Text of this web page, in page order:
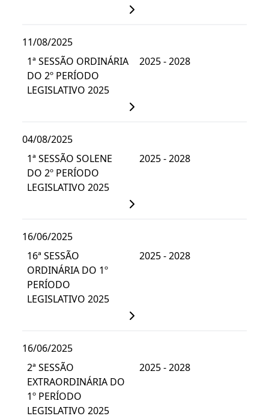
11/08/2025
1ª SESSÃO ORDINÁRIA
DO 2º PERÍODO
LEGISLATIVO 2025
2025 - 2028
04/08/2025
1ª SESSÃO SOLENE
DO 2º PERÍODO
LEGISLATIVO 2025
2025 - 2028
16/06/2025
16ª SESSÃO
ORDINÁRIA DO 1º
PERÍODO
LEGISLATIVO 2025
2025 - 2028
16/06/2025
2ª SESSÃO
EXTRAORDINÁRIA DO
1º PERÍODO
LEGISLATIVO 2025
2025 - 2028